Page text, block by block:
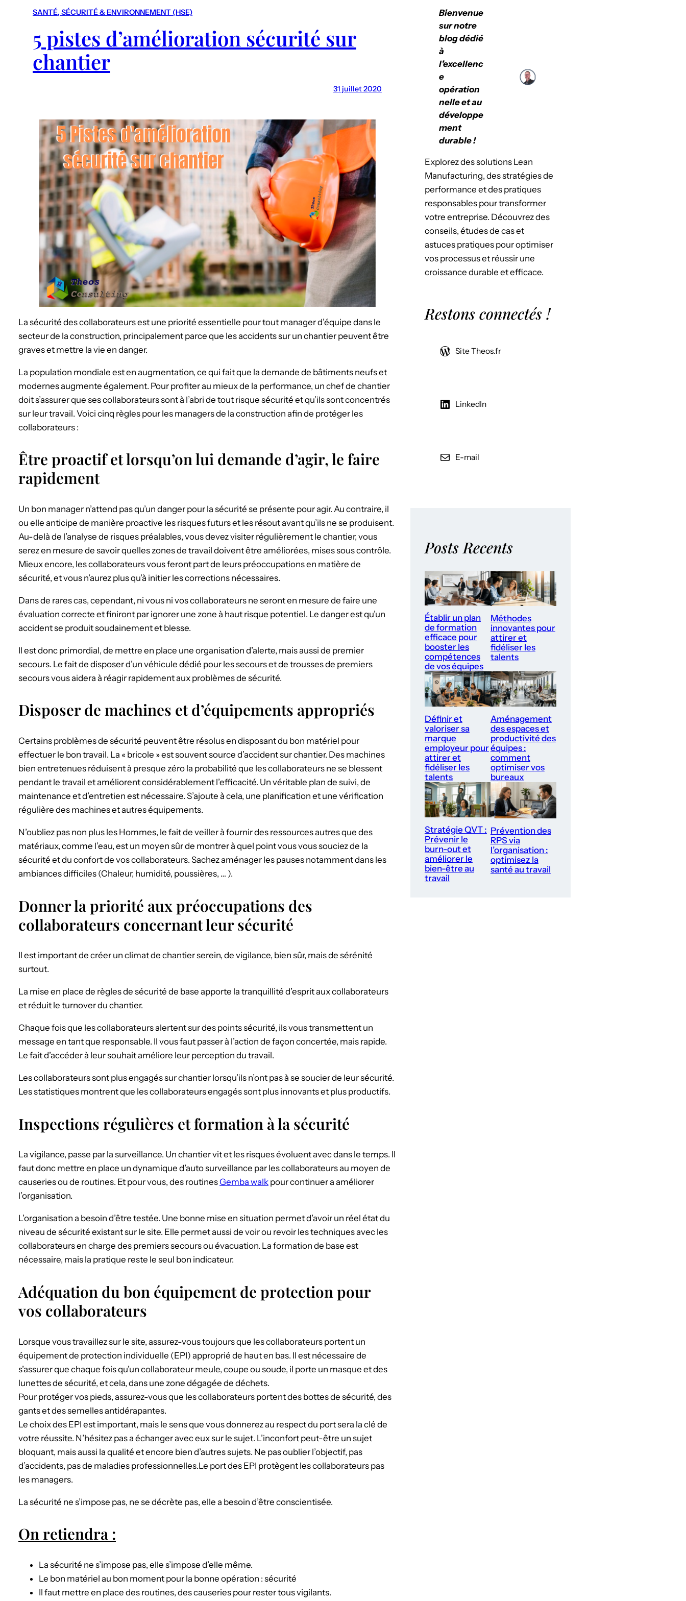
SANTÉ, SÉCURITÉ & ENVIRONNEMENT (HSE)
5 pistes d’amélioration sécurité sur
chantier
31 juillet 2020
La sécurité des collaborateurs est une priorité essentielle pour tout manager d’équipe dans le
secteur de la construction, principalement parce que les accidents sur un chantier peuvent être
graves et mettre la vie en danger.
La population mondiale est en augmentation, ce qui fait que la demande de bâtiments neufs et
modernes augmente également. Pour profiter au mieux de la performance, un chef de chantier
doit s’assurer que ses collaborateurs sont à l’abri de tout risque sécurité et qu’ils sont concentrés
sur leur travail. Voici cinq règles pour les managers de la construction afin de protéger les
collaborateurs :
Être proactif et lorsqu’on lui demande d’agir, le faire
rapidement
Un bon manager n’attend pas qu’un danger pour la sécurité se présente pour agir. Au contraire, il
ou elle anticipe de manière proactive les risques futurs et les résout avant qu’ils ne se produisent.
Au-delà de l’analyse de risques préalables, vous devez visiter régulièrement le chantier, vous
serez en mesure de savoir quelles zones de travail doivent être améliorées, mises sous contrôle.
Mieux encore, les collaborateurs vous feront part de leurs préoccupations en matière de
sécurité, et vous n’aurez plus qu’à initier les corrections nécessaires.
Dans de rares cas, cependant, ni vous ni vos collaborateurs ne seront en mesure de faire une
évaluation correcte et finiront par ignorer une zone à haut risque potentiel. Le danger est qu’un
accident se produit soudainement et blesse.
Il est donc primordial, de mettre en place une organisation d’alerte, mais aussi de premier
secours. Le fait de disposer d’un véhicule dédié pour les secours et de trousses de premiers
secours vous aidera à réagir rapidement aux problèmes de sécurité.
Disposer de machines et d’équipements appropriés
Certains problèmes de sécurité peuvent être résolus en disposant du bon matériel pour
effectuer le bon travail. La « bricole » est souvent source d’accident sur chantier. Des machines
bien entretenues réduisent à presque zéro la probabilité que les collaborateurs ne se blessent
pendant le travail et améliorent considérablement l’efficacité. Un véritable plan de suivi, de
maintenance et d’entretien est nécessaire. S’ajoute à cela, une planification et une vérification
régulière des machines et autres équipements.
N’oubliez pas non plus les Hommes, le fait de veiller à fournir des ressources autres que des
matériaux, comme l’eau, est un moyen sûr de montrer à quel point vous vous souciez de la
sécurité et du confort de vos collaborateurs. Sachez aménager les pauses notamment dans les
ambiances difficiles (Chaleur, humidité, poussières, … ).
Donner la priorité aux préoccupations des
collaborateurs concernant leur sécurité
Il est important de créer un climat de chantier serein, de vigilance, bien sûr, mais de sérénité
surtout.
La mise en place de règles de sécurité de base apporte la tranquillité d’esprit aux collaborateurs
et réduit le turnover du chantier.
Chaque fois que les collaborateurs alertent sur des points sécurité, ils vous transmettent un
message en tant que responsable. Il vous faut passer à l’action de façon concertée, mais rapide.
Le fait d’accéder à leur souhait améliore leur perception du travail.
Les collaborateurs sont plus engagés sur chantier lorsqu’ils n’ont pas à se soucier de leur sécurité.
Les statistiques montrent que les collaborateurs engagés sont plus innovants et plus productifs.
Inspections régulières et formation à la sécurité
La vigilance, passe par la surveillance. Un chantier vit et les risques évoluent avec dans le temps. Il
faut donc mettre en place un dynamique d’auto surveillance par les collaborateurs au moyen de
causeries ou de routines. Et pour vous, des routinesGemba walk pour continuer a améliorer
l’organisation.
L’organisation a besoin d’être testée. Une bonne mise en situation permet d’avoir un réel état du
niveau de sécurité existant sur le site. Elle permet aussi de voir ou revoir les techniques avec les
collaborateurs en charge des premiers secours ou évacuation. La formation de base est
nécessaire, mais la pratique reste le seul bon indicateur.
Adéquation du bon équipement de protection pour
vos collaborateurs
Lorsque vous travaillez sur le site, assurez-vous toujours que les collaborateurs portent un
équipement de protection individuelle (EPI) approprié de haut en bas. Il est nécessaire de
s’assurer que chaque fois qu’un collaborateur meule, coupe ou soude, il porte un masque et des
lunettes de sécurité, et cela, dans une zone dégagée de déchets.
Pour protéger vos pieds, assurez-vous que les collaborateurs portent des bottes de sécurité, des
gants et des semelles antidérapantes.
Le choix des EPI est important, mais le sens que vous donnerez au respect du port sera la clé de
votre réussite. N’hésitez pas a échanger avec eux sur le sujet. L’inconfort peut-être un sujet
bloquant, mais aussi la qualité et encore bien d’autres sujets. Ne pas oublier l’objectif, pas
d’accidents, pas de maladies professionnelles.Le port des EPI protègent les collaborateurs pas
les managers.
La sécurité ne s’impose pas, ne se décrète pas, elle a besoin d’être conscientisée.
On retiendra :
La sécurité ne s’impose pas, elle s’impose d’elle même.
Le bon matériel au bon moment pour la bonne opération : sécurité
Il faut mettre en place des routines, des causeries pour rester tous vigilants.
Bienvenue
sur notre
blog dédié
à
l’excellenc
e
opération
nelle et au
développe
ment
durable !
Explorez des solutions Lean
Manufacturing, des stratégies de
performance et des pratiques
responsables pour transformer
votre entreprise. Découvrez des
conseils, études de cas et
astuces pratiques pour optimiser
vos processus et réussir une
croissance durable et efficace.
Restons connectés !
Site Theos.fr
LinkedIn
E-mail
Posts Recents
Établir un plan
de formation
efficace pour
booster les
compétences
de vos équipes
Méthodes
innovantes pour
attirer et
fidéliser les
talents
Définir et
valoriser sa
marque
employeur pour
attirer et
fidéliser les
talents
Aménagement
des espaces et
productivité des
équipes :
comment
optimiser vos
bureaux
Stratégie QVT :
Prévenir le
burn-out et
améliorer le
bien-être au
travail
Prévention des
RPS via
l’organisation :
optimisez la
santé au travail